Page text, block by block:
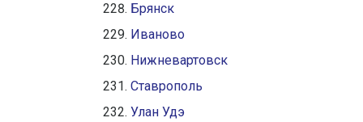
Брянск
Иваново
Нижневартовск
Ставрополь
Улан Удэ